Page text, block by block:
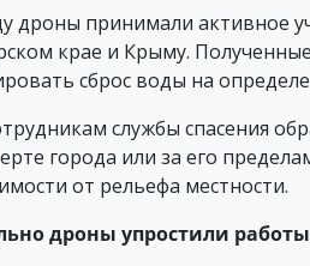
дроны принимали активное
крае и Крыму.
сброс воды на
службы спасения
города или за его
от рельефа местности.
дроны упростили